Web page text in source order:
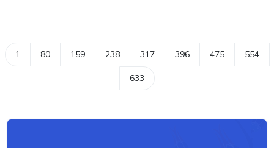
1 80 159 238 317 396 475 554
633